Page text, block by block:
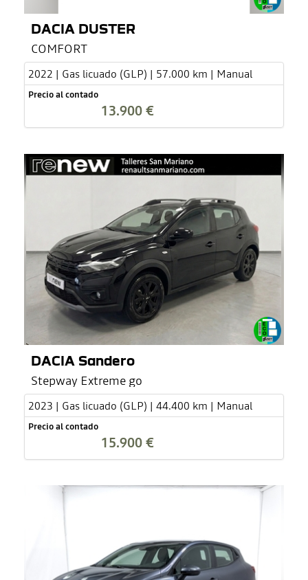
DACIA DUSTER
COMFORT
2022 | Gas licuado (GLP) | 57.000 km | Manual
Precio al contado
13.900 €
DACIA Sandero
Stepway Extreme go
2023 | Gas licuado (GLP) | 44.400 km | Manual
Precio al contado
15.900 €